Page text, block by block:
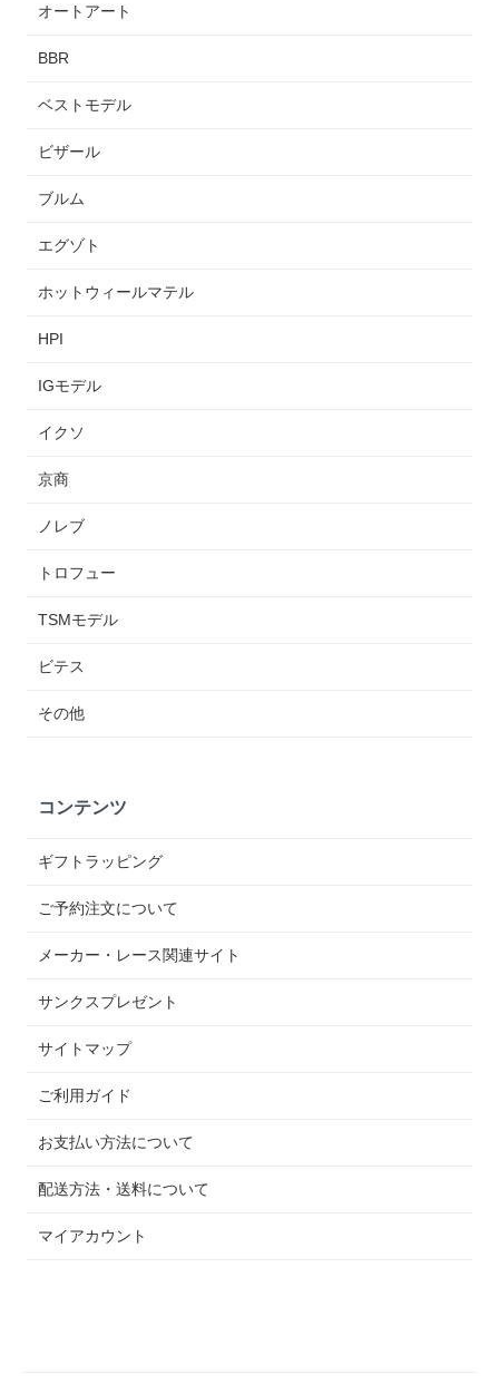
オートアート
BBR
ベストモデル
ビザール
ブルム
エグゾト
ホットウィールマテル
HPI
IGモデル
イクソ
京商
ノレブ
トロフュー
TSMモデル
ビテス
その他
コンテンツ
ギフトラッピング
ご予約注文について
メーカー・レース関連サイト
サンクスプレゼント
サイトマップ
ご利用ガイド
お支払い方法について
配送方法・送料について
マイアカウント